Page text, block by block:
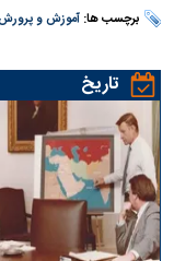
برچسب ها:آموزش و
تاریخ